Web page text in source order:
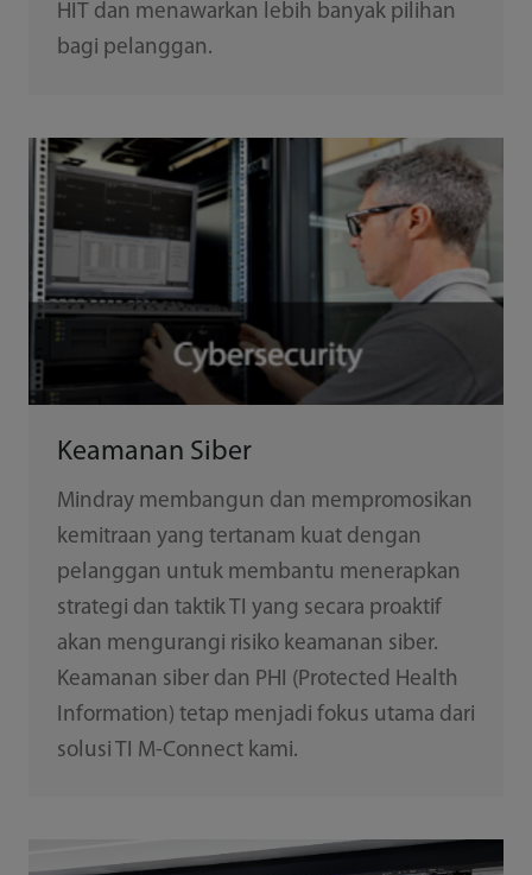
HIT dan menawarkan lebih banyak pilihan
bagi pelanggan.
Keamanan Siber
Mindray membangun dan mempromosikan
kemitraan yang tertanam kuat dengan
pelanggan untuk membantu menerapkan
strategi dan taktik TI yang secara proaktif
akan mengurangi risiko keamanan siber.
Keamanan siber dan PHI (Protected Health
Information) tetap menjadi fokus utama dari
solusi TI M-Connect kami.